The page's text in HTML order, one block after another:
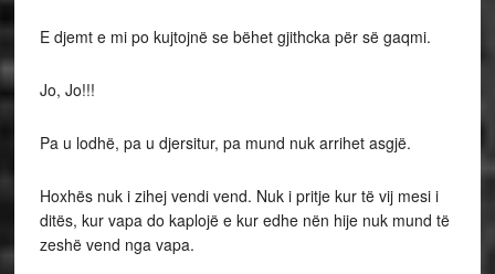
E djemt e mi po kujtojnë se bëhet gjithcka për së gaqmi.
Jo, Jo!!!
Pa u lodhë, pa u djersitur, pa mund nuk arrihet asgjë.
Hoxhës nuk i zihej vendi vend. Nuk i pritje kur të vij mesi i
ditës, kur vapa do kaplojë e kur edhe nën hije nuk mund të
zeshë vend nga vapa.